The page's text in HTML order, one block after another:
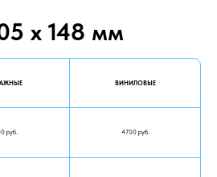
х 148 мм
ВИНИЛОВЫЕ
руб. 4700 руб.